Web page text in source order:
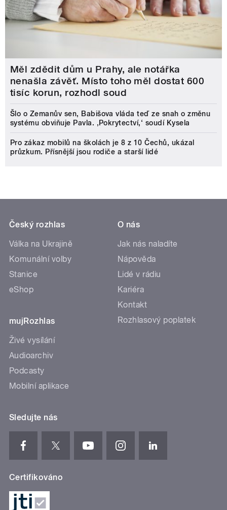
Měl zdědit dům u Prahy, ale notářka
nenašla závěť. Místo toho měl dostat 600
tisíc korun, rozhodl soud
Šlo o Zemanův sen, Babišova vláda teď ze snah o změnu
systému obviňuje Pavla. ‚Pokrytectví,‘ soudí Kysela
Pro zákaz mobilů na školách je 8 z 10 Čechů, ukázal
průzkum. Přísnější jsou rodiče a starší lidé
Český rozhlas
Válka na Ukrajině
Komunální volby
Stanice
eShop
mujRozhlas
Živé vysílání
Audioarchiv
Podcasty
Mobilní aplikace
O nás
Jak nás naladíte
Nápověda
Lidé v rádiu
Kariéra
Kontakt
Rozhlasový poplatek
Sledujte nás
Certifikováno